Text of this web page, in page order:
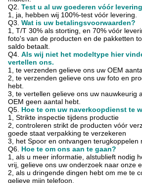
Q2. Test u al uw goederen vóór
1, ja, hebben wij 100%-test vóór levering.
Q3. Wat is uw betalingsvoorwaarden?
1, T/T 30% als storting, en 70% vóór
foto's van de producten en de pakketten
saldo betaalt.
Q4. Als wij niet het modeltype hier
vertellen ons.
1, te verzenden gelieve ons uw OEM
2, te verzenden gelieve ons uw foto en
hebt.
3, te vertellen gelieve ons uw nauwkeurig
OEM geen aantal hebt.
Q5. Hoe te om uw naverkoopdienst te
1, Strikte inspectie tijdens productie
2, controleren strikt de producten vóór
goede staat verpakking te verzekeren
3, het Spoor en ontvangen terugkoppelen
Q6. Hoe te om ons aan te gaan?
1, als u meer informatie, alstublieft nodig
vrij, gelieve ons uw onderzoek naar onze
2, als u dringende dingen hebt om me te
gelieve mijn telefoon.